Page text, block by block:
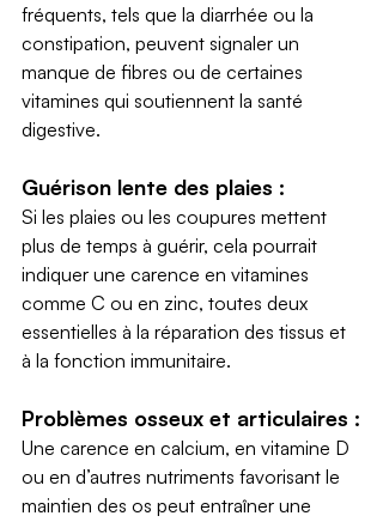
fréquents, tels que la diarrhée ou la
constipation, peuvent signaler un
manque de fibres ou de certaines
vitamines qui soutiennent la santé
digestive.
Guérison lente des plaies :
Si les plaies ou les coupures mettent
plus de temps à guérir, cela pourrait
indiquer une carence en vitamines
comme C ou en zinc, toutes deux
essentielles à la réparation des tissus et
à la fonction immunitaire.
Problèmes osseux et articulaires :
Une carence en calcium, en vitamine D
ou en d’autres nutriments favorisant le
maintien des os peut entraîner une